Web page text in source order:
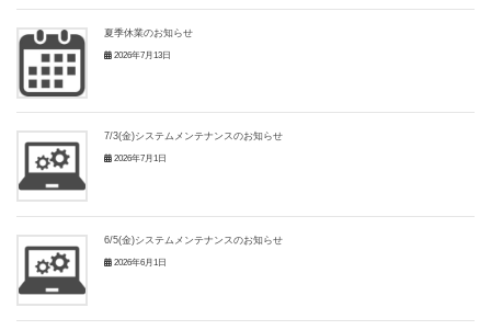
夏季休業のお知らせ
2026年7月13日
7/3(金)システムメンテナンスのお知らせ
2026年7月1日
6/5(金)システムメンテナンスのお知らせ
2026年6月1日